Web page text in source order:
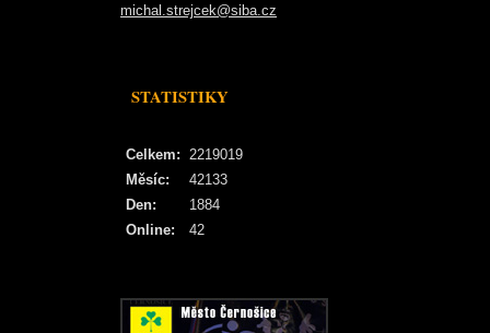
michal.strejcek@siba.cz
STATISTIKY
Online: 42
Celkem: 2219019
Měsíc:
42133
Den:
1884